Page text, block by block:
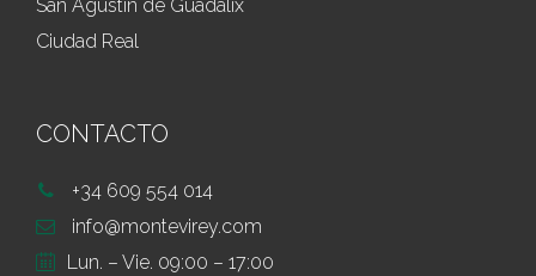
San Agustín de Guadalix
Ciudad Real
CONTACTO
+34 609 554 014
info@montevirey.com
Lun. – Vie. 09:00 – 17:00